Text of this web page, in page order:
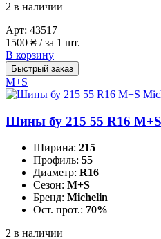
2 в наличии
Арт: 43517
1500 ₴ / за 1 шт.
В корзину
Быстрый заказ
M+S
Шины бу 215 55 R16
Ширина: 215
Профиль: 55
Диаметр: R16
Сезон: M+S
Бренд: Michelin
Ост. прот.: 70%
2 в наличии